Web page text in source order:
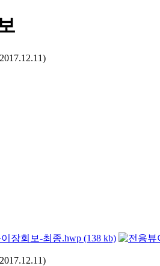
장회보-최종.hwp (138 kb)